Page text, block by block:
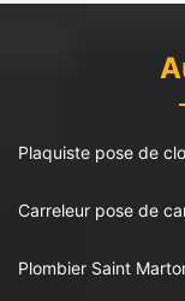
Plaquiste pose de
Carreleur pose de
Plombier Saint